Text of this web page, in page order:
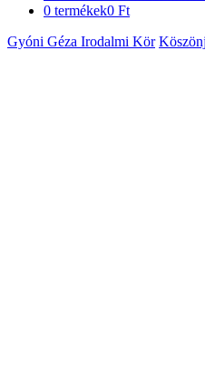
0 termékek0 Ft
Gyóni Géza Irodalmi Kör